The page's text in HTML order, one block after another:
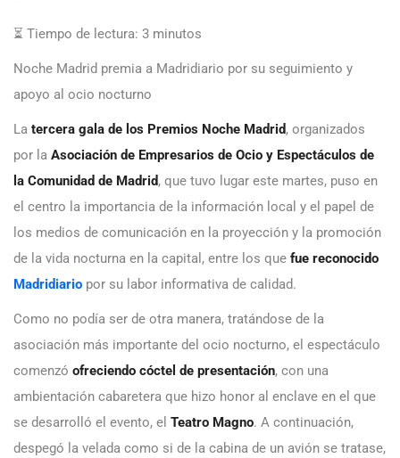
⏳ Tiempo de lectura: 3 minutos
Noche Madrid premia a Madridiario por su seguimiento y
apoyo al ocio nocturno
La tercera gala de los Premios Noche Madrid, organizados
por la Asociación de Empresarios de Ocio y Espectáculos de
la Comunidad de Madrid, que tuvo lugar este martes, puso en
el centro la importancia de la información local y el papel de
los medios de comunicación en la proyección y la promoción
de la vida nocturna en la capital, entre los que fue reconocido
Madridiario por su labor informativa de calidad.
Como no podía ser de otra manera, tratándose de la
asociación más importante del ocio nocturno, el espectáculo
comenzó ofreciendo cóctel de presentación, con una
ambientación cabaretera que hizo honor al enclave en el que
se desarrolló el evento, el Teatro Magno. A continuación,
despegó la velada como si de la cabina de un avión se tratase,